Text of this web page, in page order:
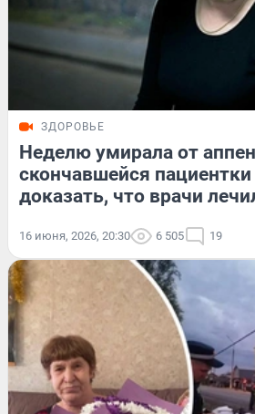
ЗДОРОВЬЕ
Неделю умирала от
скончавшейся
доказать, что врачи
16 июня, 2026, 20:30 6 505 19